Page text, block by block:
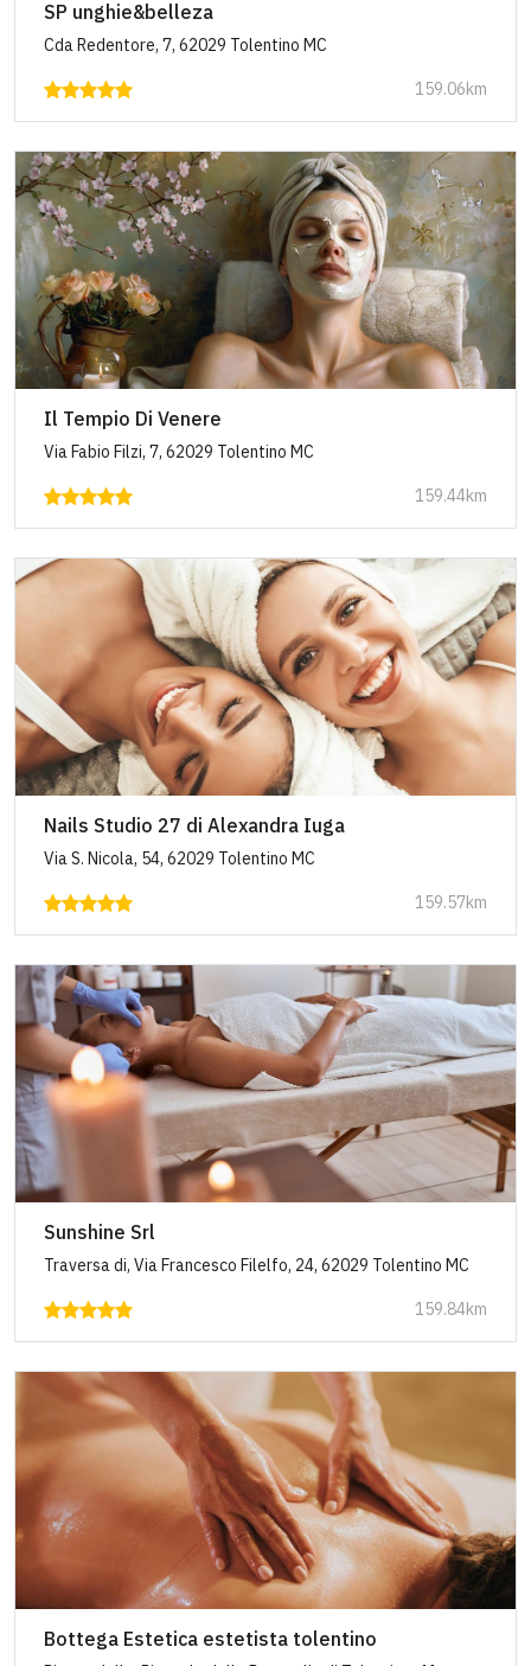
SP unghie&belleza
Cda Redentore, 7, 62029 Tolentino MC
159.06km
Il Tempio Di Venere
Via Fabio Filzi, 7, 62029 Tolentino MC
159.44km
Nails Studio 27 di Alexandra Iuga
Via S. Nicola, 54, 62029 Tolentino MC
159.57km
Sunshine Srl
Traversa di, Via Francesco Filelfo, 24, 62029 Tolentino MC
159.84km
Bottega Estetica estetista tolentino